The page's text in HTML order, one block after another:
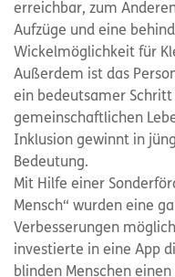
erreichbar, zum
Aufzüge und eine
Wickelmöglichkeit für
Außerdem ist das
ein bedeutsamer Schritt
gemeinschaftlichen
Inklusion gewinnt in
Bedeutung.
Mit Hilfe einer
Mensch“ wurden eine
Verbesserungen
investierte in eine App
blinden Menschen